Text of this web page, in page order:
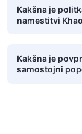
Kakšna je
namestitvi
Kakšna je
samostojni